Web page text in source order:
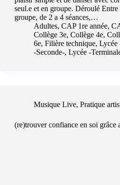
seul.e et en groupe. Déroulé Entre
groupe, de 2 a 4 séances,…
Adultes, CAP 1re année,
Collège 3e, Collège 4e,
6e, Filière technique, Lycée
-Seconde-, Lycée -
Musique Live, Pratique
(re)trouver confiance en soi grâce